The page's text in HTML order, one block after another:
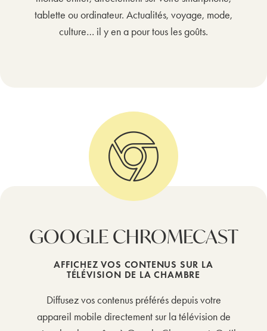
tablette ou ordinateur. Actualités, voyage, mode,
culture… il y en a pour tous les goûts.
GOOGLE CHROMECAST
AFFICHEZ VOS CONTENUS SUR LA
TÉLÉVISION DE LA CHAMBRE
Diffusez vos contenus préférés depuis votre
appareil mobile directement sur la télévision de